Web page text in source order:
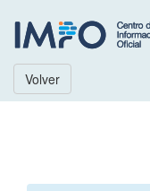
Volver